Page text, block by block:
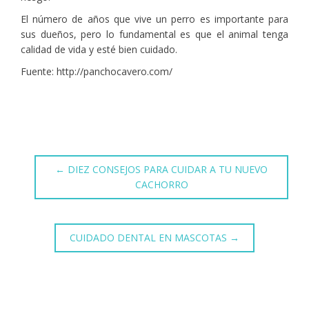
El número de años que vive un perro es importante para
sus dueños, pero lo fundamental es que el animal tenga
calidad de vida y esté bien cuidado.
Fuente: http://panchocavero.com/
← DIEZ CONSEJOS PARA CUIDAR A TU NUEVO
CACHORRO
CUIDADO DENTAL EN MASCOTAS →